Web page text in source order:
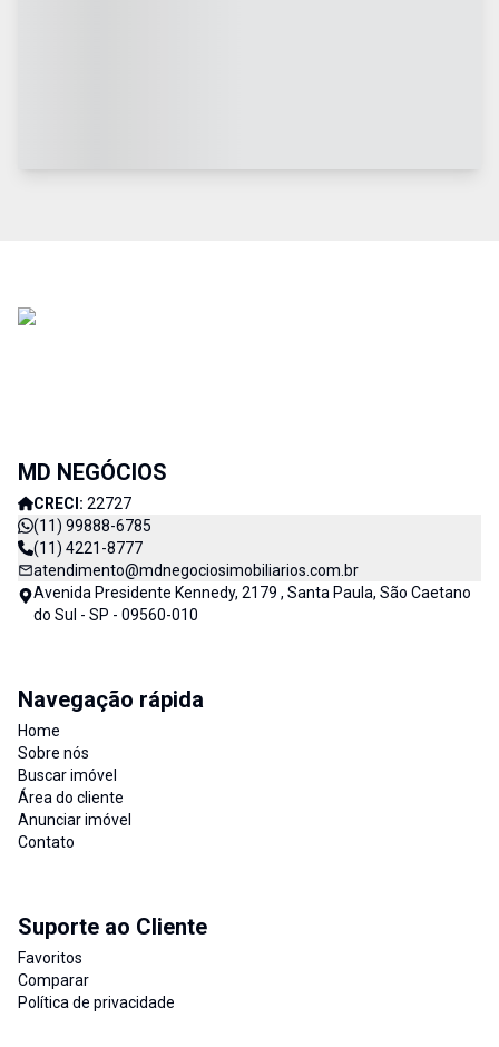
MD NEGÓCIOS
CRECI: 22727
(11) 99888-6785
(11) 4221-8777
atendimento@mdnegociosimobiliarios.com.br
Avenida Presidente Kennedy, 2179 , Santa Paula, São Caetano
do Sul - SP - 09560-010
Navegação rápida
Home
Sobre nós
Buscar imóvel
Área do cliente
Anunciar imóvel
Contato
Suporte ao Cliente
Favoritos
Comparar
Política de privacidade